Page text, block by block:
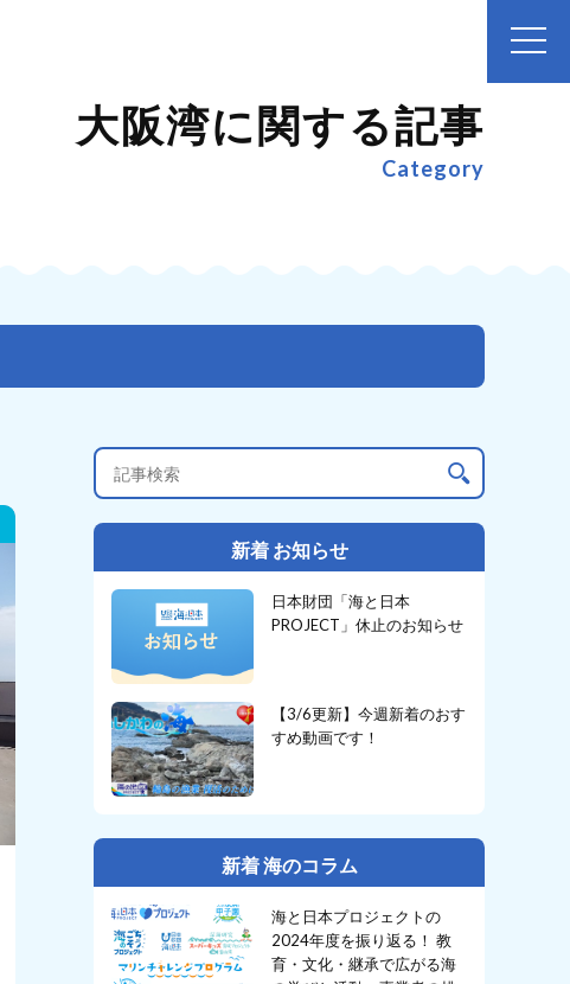
大阪湾に関する記事
Category
新着 お知らせ
日本財団「海と日本
PROJECT」休止のお知らせ
【3/6更新】今週新着のおす
すめ動画です！
新着 海のコラム
海と日本プロジェクトの
2024年度を振り返る！ 教
育・文化・継承で広がる海